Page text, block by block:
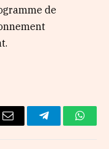
de
Email Telegram